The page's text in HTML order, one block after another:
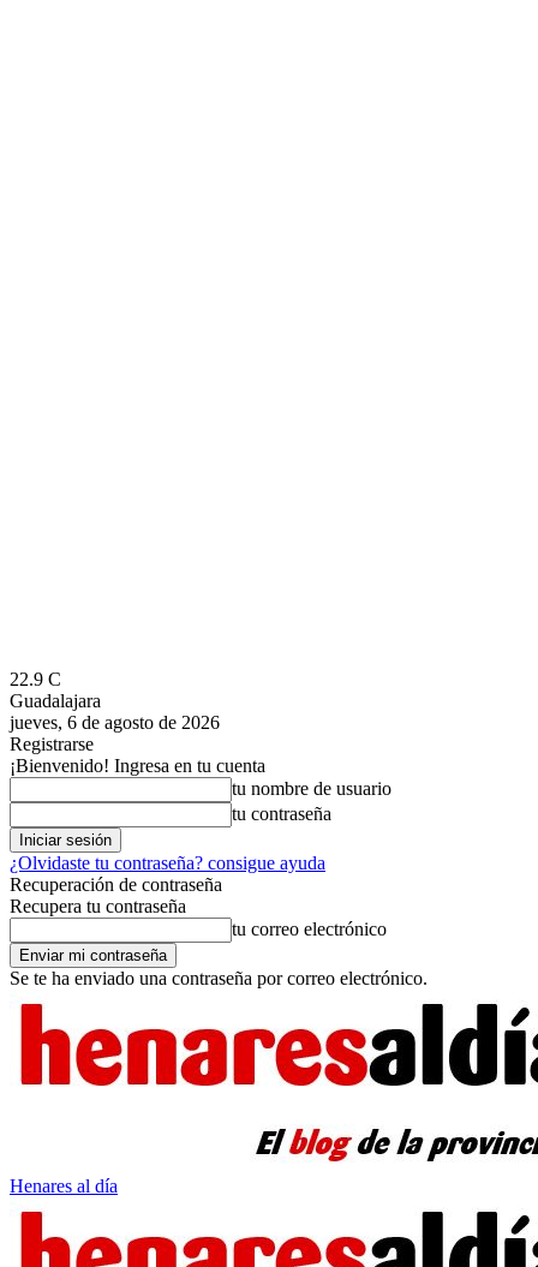
22.9 C
Guadalajara
jueves, 6 de agosto de 2026
Registrarse
¡Bienvenido! Ingresa en tu cuenta
tu nombre de usuario
tu contraseña
¿Olvidaste tu contraseña? consigue ayuda
Recuperación de contraseña
Recupera tu contraseña
tu correo electrónico
Se te ha enviado una contraseña por correo electrónico.
Henares al día